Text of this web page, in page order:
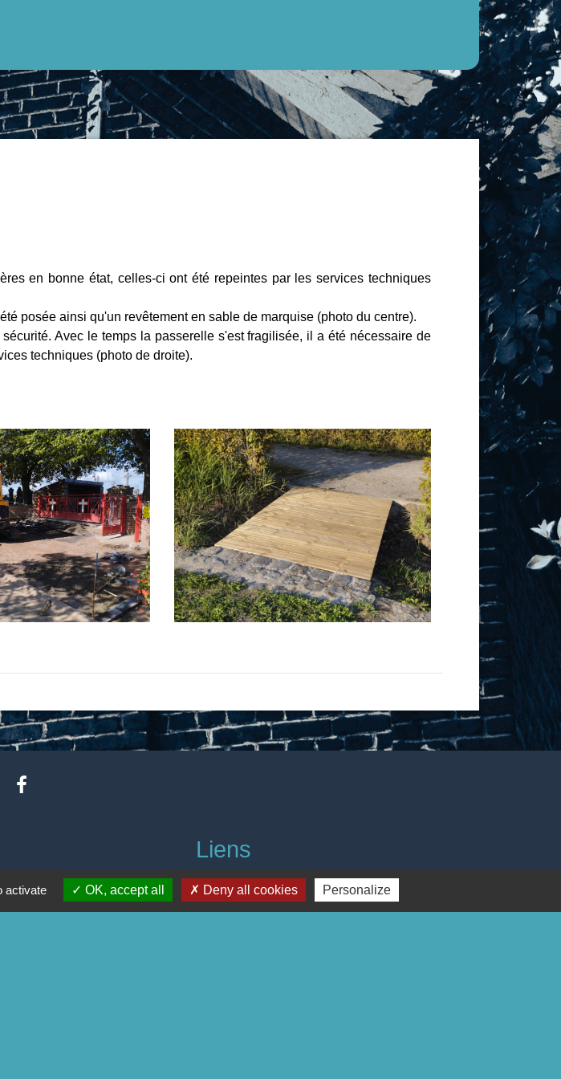
en bonne état, celles-ci ont été repeintes par les services techniques
posée ainsi qu'un revêtement en sable de marquise (photo du centre).
Avec le temps la passerelle s'est fragilisée, il a été nécessaire de
techniques (photo de droite).
Liens
Page Facebook
activate OK, accept all Deny all cookies Personalize